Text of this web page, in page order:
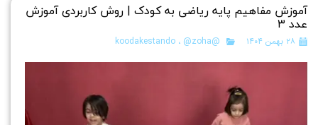
آموزش مفاهیم پایه ریاضی به کودک | روش کاربردی آموزش
عدد ۳
۲۸ بهمن ۱۴۰۴ @koodakestando ، @zoha